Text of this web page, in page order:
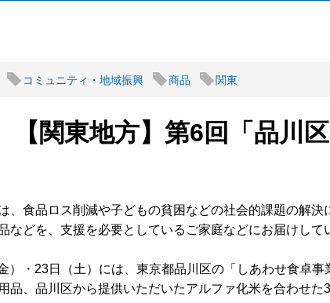
コミュニティ・地域振興 商品 関東
【関東地方】第6回「品川
、食品ロス削減や子どもの貧困などの社会的課題の解
などを、支援を必要としているご家庭などにお届けして
）・23日（土）には、東京都品川区の「しあわせ食卓
品、品川区から提供いただいたアルファ化米を合わせ